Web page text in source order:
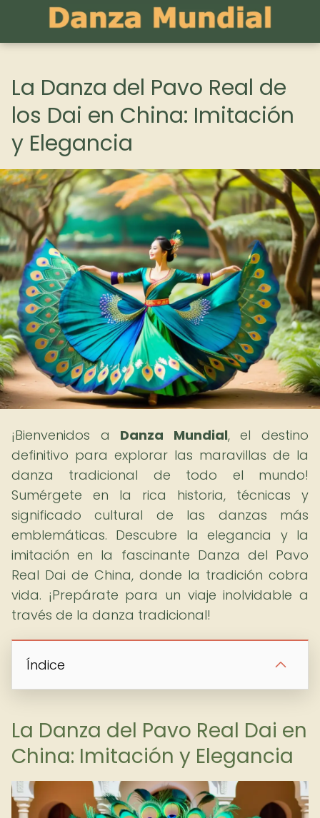
La Danza del Pavo Real de
los Dai en China: Imitación
y Elegancia
¡Bienvenidos a Danza Mundial, el destino
definitivo para explorar las maravillas de la
danza tradicional de todo el mundo!
Sumérgete en la rica historia, técnicas y
significado cultural de las danzas más
emblemáticas. Descubre la elegancia y la
imitación en la fascinante Danza del Pavo
Real Dai de China, donde la tradición cobra
vida. ¡Prepárate para un viaje inolvidable a
través de la danza tradicional!
Índice
La Danza del Pavo Real Dai en
China: Imitación y Elegancia